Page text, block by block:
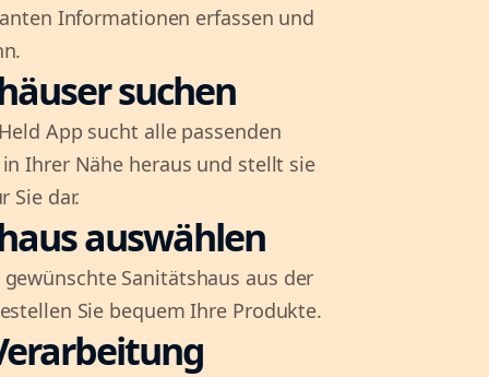
Informationen erfassen und
suchen
App sucht alle passenden
Ihrer Nähe heraus und stellt sie
Sie dar.
auswählen
gewünschte Sanitätshaus aus der
Sie bequem Ihre Produkte.